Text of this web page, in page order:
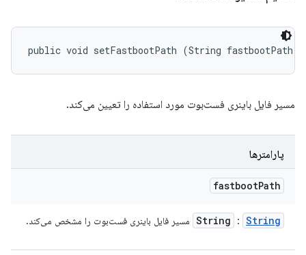
public void setFastbootPath (String fastbootPath)
مسیر فایل باینری فست‌بوت مورد استفاده را تعیین می‌کند.
پارامترها
fastbootPath
String : String مسیر فایل باینری فست‌بوت را مشخص می‌کند.